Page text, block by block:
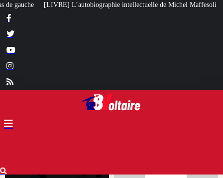
intellectuelle de Michel Maffesoli Pour regagner son influence en